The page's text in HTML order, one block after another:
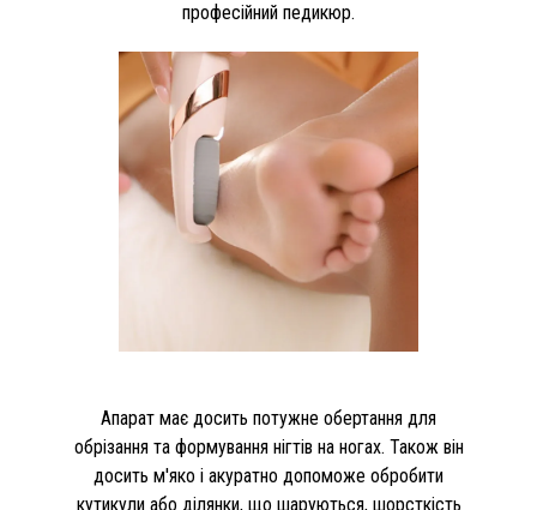
професійний педикюр.
Апарат має досить потужне обертання для
обрізання та формування нігтів на ногах. Також він
досить м'яко і акуратно допоможе обробити
кутикули або ділянки, що шаруються, шорсткість